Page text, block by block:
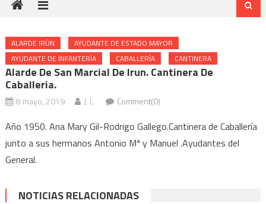
ALARDE IRÚN
AYUDANTE DE ESTADO MAYOR
AYUDANTE DE INFANTERÍA
CABALLERÍA CANTINERA
Alarde De San Marcial De Irun. Cantinera De
Caballeria.
8 mayo, 2019 J. L. Comment(0)
Año 1950. Ana Mary Gil-Rodrigo Gallego.Cantinera de Caballería
junto a sus hermanos Antonio Mª y Manuel .Ayudantes del
General.
NOTICIAS RELACIONADAS